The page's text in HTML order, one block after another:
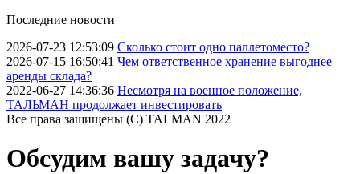
Последние новости
2026-07-23 12:53:09 Сколько стоит одно паллетоместо?
2026-07-15 16:50:41 Чем ответственное хранение выгоднее
аренды склада?
2022-06-27 14:36:36 Несмотря на военное положение,
ТАЛЬМАН продолжает инвестировать
Все права защищены (С) TALMAN 2022
Обсудим вашу задачу?